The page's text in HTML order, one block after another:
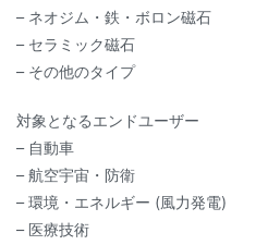
– ネオジム・鉄・ボロン磁石
– セラミック磁石
– その他のタイプ
対象となるエンドユーザー
– 自動車
– 航空宇宙・防衛
– 環境・エネルギー (風力発電)
– 医療技術